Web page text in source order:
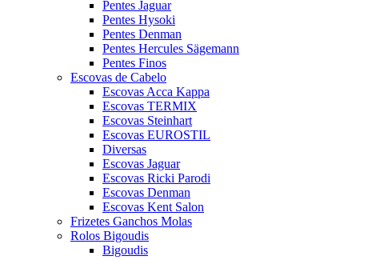
Pentes Jaguar
Pentes Hysoki
Pentes Denman
Pentes Hercules Sägemann
Pentes Finos
Escovas de Cabelo
Escovas Acca Kappa
Escovas TERMIX
Escovas Steinhart
Escovas EUROSTIL
Diversas
Escovas Jaguar
Escovas Ricki Parodi
Escovas Denman
Escovas Kent Salon
Frizetes Ganchos Molas
Rolos Bigoudis
Bigoudis